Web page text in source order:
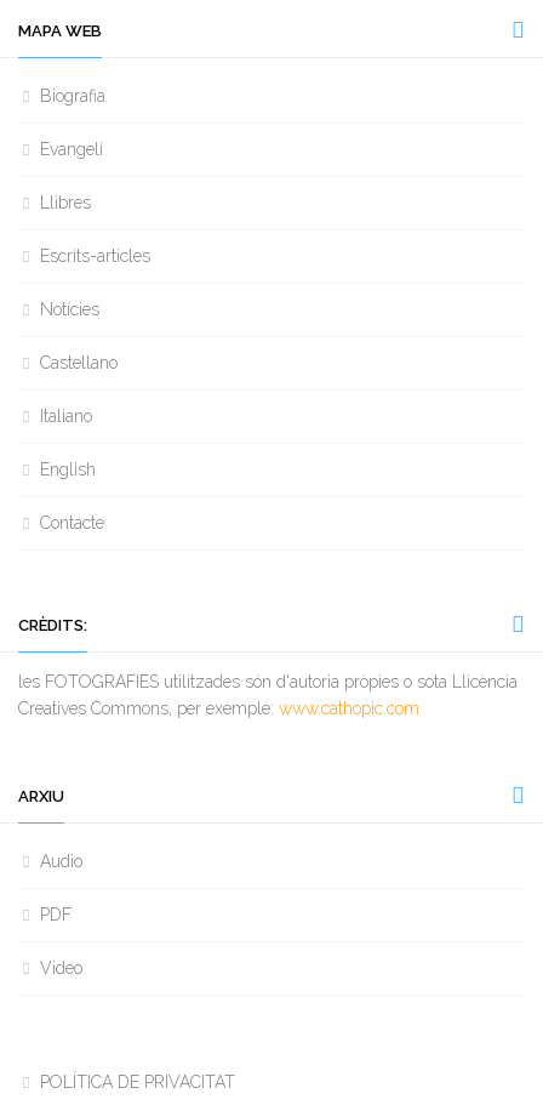
MAPA WEB
Biografia
Evangeli
Llibres
Escrits-articles
Notícies
Castellano
Italiano
English
Contacte
CRÈDITS:
les FOTOGRAFIES utilitzades són d'autoria pròpies o sota Llicència
Creatives Commons, per exemple: www.cathopic.com
ARXIU
Audio
PDF
Video
POLÍTICA DE PRIVACITAT